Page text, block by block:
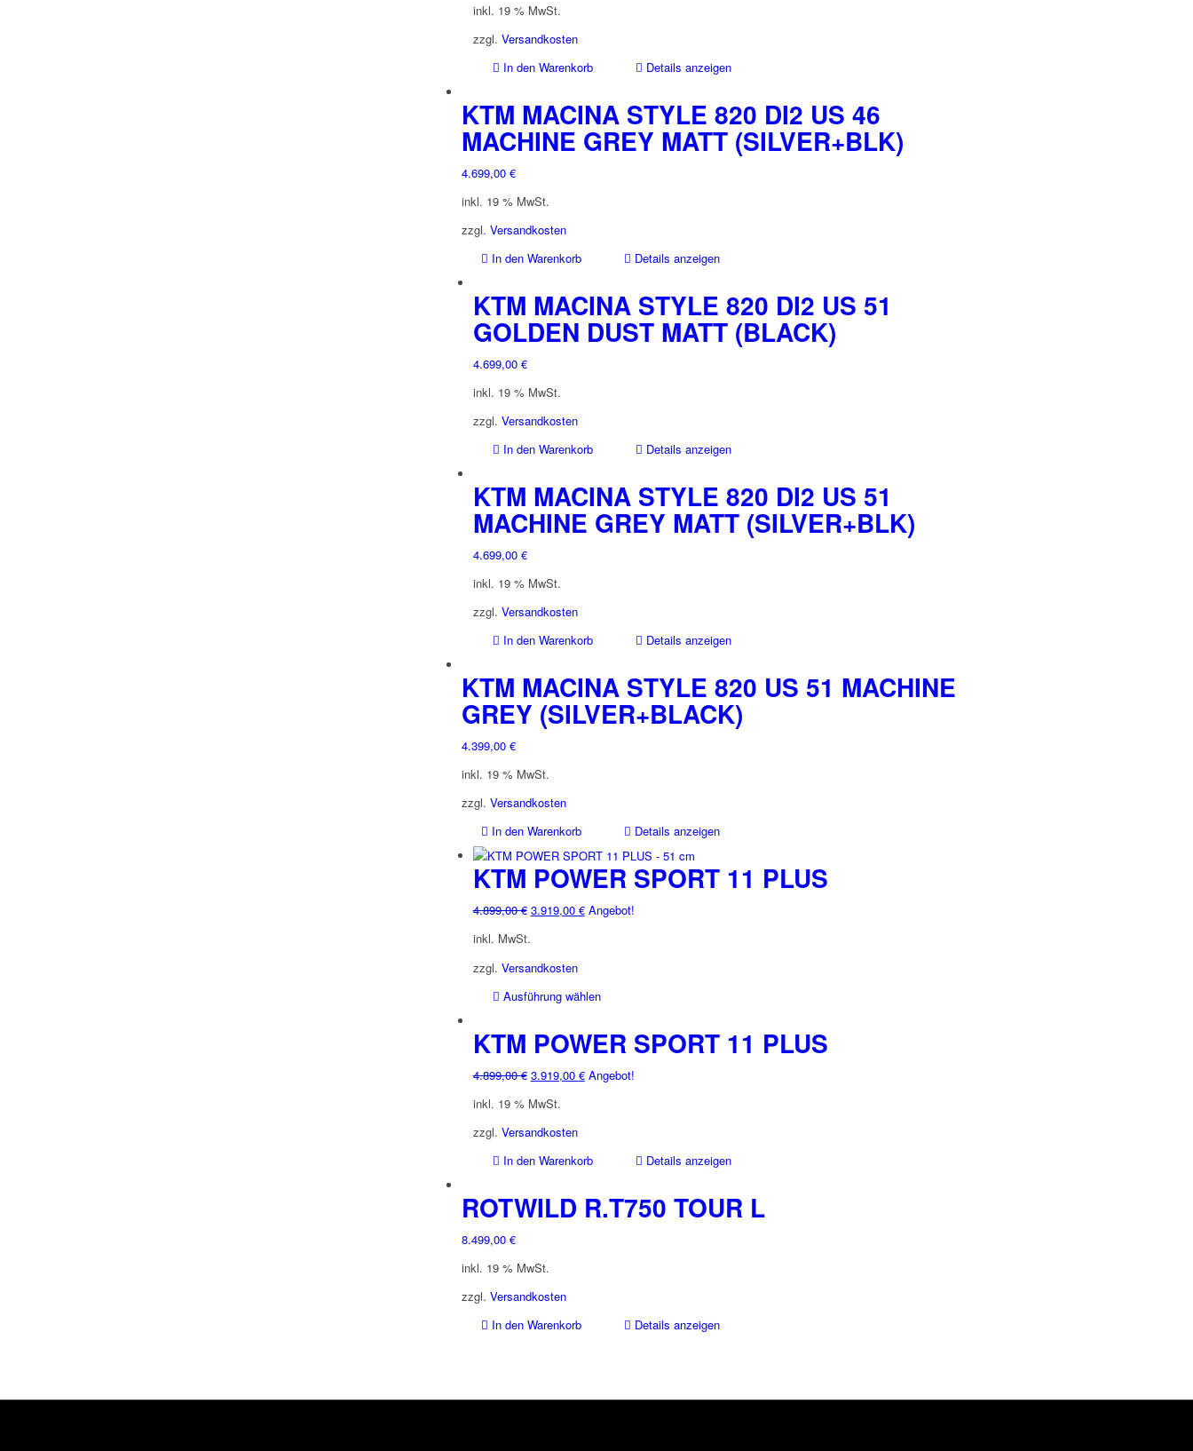
inkl. 19 % MwSt.
zzgl. Versandkosten
In den Warenkorb
Details anzeigen
KTM MACINA STYLE 820 DI2 US 46
MACHINE GREY MATT (SILVER+BLK)
4.699,00 €
inkl. 19 % MwSt.
zzgl. Versandkosten
In den Warenkorb
Details anzeigen
KTM MACINA STYLE 820 DI2 US 51
GOLDEN DUST MATT (BLACK)
4.699,00 €
inkl. 19 % MwSt.
zzgl. Versandkosten
In den Warenkorb
Details anzeigen
KTM MACINA STYLE 820 DI2 US 51
MACHINE GREY MATT (SILVER+BLK)
4.699,00 €
inkl. 19 % MwSt.
zzgl. Versandkosten
In den Warenkorb
Details anzeigen
KTM MACINA STYLE 820 US 51 MACHINE
GREY (SILVER+BLACK)
4.399,00 €
inkl. 19 % MwSt.
zzgl. Versandkosten
In den Warenkorb
Details anzeigen
KTM POWER SPORT 11 PLUS
4.899,00€ Ursprünglicher
war:
4.899,00 €
3.919,00 €Aktueller
Angebot!
inkl. MwSt.
zzgl. Versandkosten
Ausführung wählen
weist
mehrere
Varianten
Produktseite
gewählt
KTM POWER SPORT 11 PLUS
4.899,00€ Ursprünglicher
war:
4.899,00 €
3.919,00 €Aktueller
Angebot!
inkl. 19 % MwSt.
zzgl. Versandkosten
In den Warenkorb
Details anzeigen
ROTWILD R.T750 TOUR L
8.499,00 €
inkl. 19 % MwSt.
zzgl. Versandkosten
In den Warenkorb
Details anzeigen